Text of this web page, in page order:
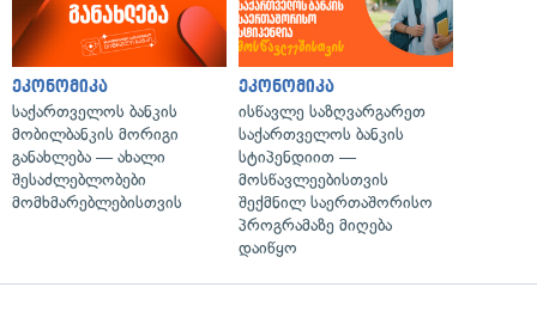
ეკონომიკა
საქართველოს ბანკის
მობილბანკის მორიგი
განახლება — ახალი
შესაძლებლობები
მომხმარებლებისთვის
ეკონომიკა
ისწავლე საზღვარგარეთ
საქართველოს ბანკის
სტიპენდიით —
მოსწავლეებისთვის
შექმნილ საერთაშორისო
პროგრამაზე მიღება
დაიწყო